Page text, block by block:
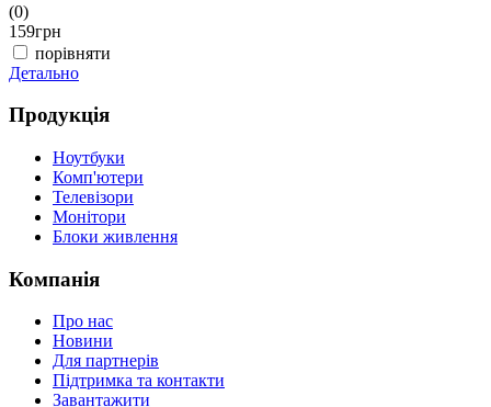
(0)
159грн
порівняти
Детально
Продукція
Ноутбуки
Комп'ютери
Телевізори
Монітори
Блоки живлення
Компанія
Про нас
Новини
Для партнерів
Підтримка та контакти
Завантажити